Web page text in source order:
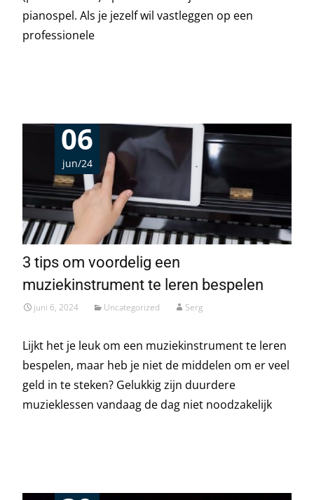
pianospel. Als je jezelf wil vastleggen op een
professionele
06
jun/24
3 tips om voordelig een
muziekinstrument te leren bespelen
juni 6, 2024 Uncategorized Serg
Lijkt het je leuk om een muziekinstrument te leren
bespelen, maar heb je niet de middelen om er veel
geld in te steken? Gelukkig zijn duurdere
muzieklessen vandaag de dag niet noodzakelijk